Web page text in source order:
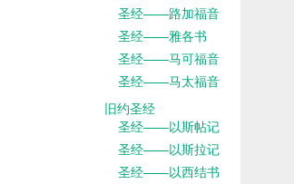
圣经——路加福音
圣经——雅各书
圣经——马可福音
圣经——马太福音
旧约圣经
圣经——以斯帖记
圣经——以斯拉记
圣经——以西结书